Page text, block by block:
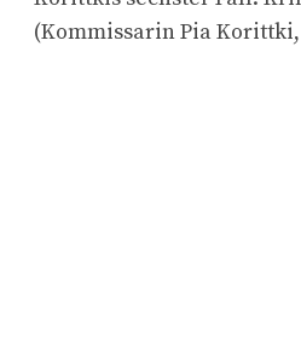
(Kommissarin Pia Korittki,